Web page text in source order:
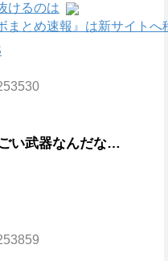
けるのは
まとめ速報』は新サイトへ
い武器なんだな…